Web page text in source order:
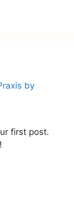
by
first post.